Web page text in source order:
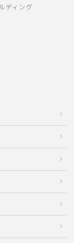
ディング